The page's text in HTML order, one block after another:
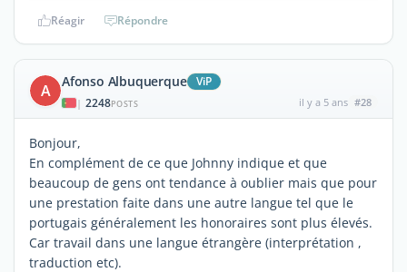
Réagir Répondre
A Afonso Albuquerque ViP
| 2248POSTS il y a 5 ans #28
Bonjour,
En complément de ce que Johnny indique et que
beaucoup de gens ont tendance à oublier mais que pour
une prestation faite dans une autre langue tel que le
portugais généralement les honoraires sont plus élevés.
Car travail dans une langue étrangère (interprétation ,
traduction etc).